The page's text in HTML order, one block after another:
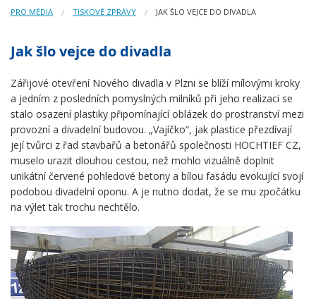
PRO MÉDIA TISKOVÉ ZPRÁVY JAK ŠLO VEJCE DO DIVADLA
Jak šlo vejce do divadla
Zářijové otevření Nového divadla v Plzni se blíží mílovými kroky
a jedním z posledních pomyslných milníků při jeho realizaci se
stalo osazení plastiky připomínající oblázek do prostranství mezi
provozní a divadelní budovou. „Vajíčko“, jak plastice přezdívají
její tvůrci z řad stavbařů a betonářů společnosti HOCHTIEF CZ,
muselo urazit dlouhou cestou, než mohlo vizuálně doplnit
unikátní červené pohledové betony a bílou fasádu evokující svojí
podobou divadelní oponu. A je nutno dodat, že se mu zpočátku
na výlet tak trochu nechtělo.